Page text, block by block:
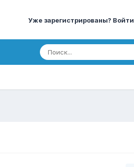
Уже зарегистрированы? Войти